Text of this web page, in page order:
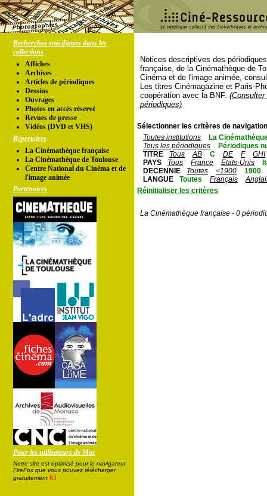
Recherches spécifiques dans les
collections
Affiches
Archives
Articles de périodiques
Dessins
Ouvrages
Photos en accés réservé
Revues de presse
Vidéos (DVD et VHS)
Répertoires
La Cinémathèque française
La Cinémathèque de Toulouse
Centre National du Cinéma et de
l'image animée
Partenaires
Pour les utilisateurs de Mac
Notre site est optimisé pour le navigateur
FireFox que vous pouvez télécharger
gratuitement ici
Notices descriptives des
française, de la Cinémathèque de
Cinéma et de l'image animée,
Les titres Cinémagazine et Paris-
coopération avec la BNF.
périodiques)
Sélectionner les critères de
Toutes institutions
La
Tous les périodiques
Périodiques
TITRE
Tous AB C DE F
GHI
PAYS
Tous France Etats-Unis
DECENNIE
Toutes <1900
1900
LANGUE
Toutes Français
Réinitialiser les critères
La Cinémathèque française - 0